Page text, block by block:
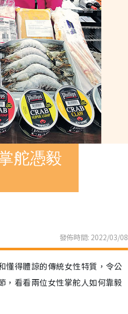
舵憑毅
發佈時間: 2022/03/08
懂得體諒的傳統女性特質，令公
，看看兩位女性掌舵人如何靠毅